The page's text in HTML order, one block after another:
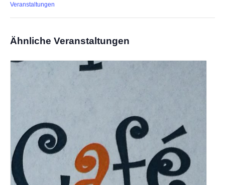
Veranstaltungen
Ähnliche Veranstaltungen